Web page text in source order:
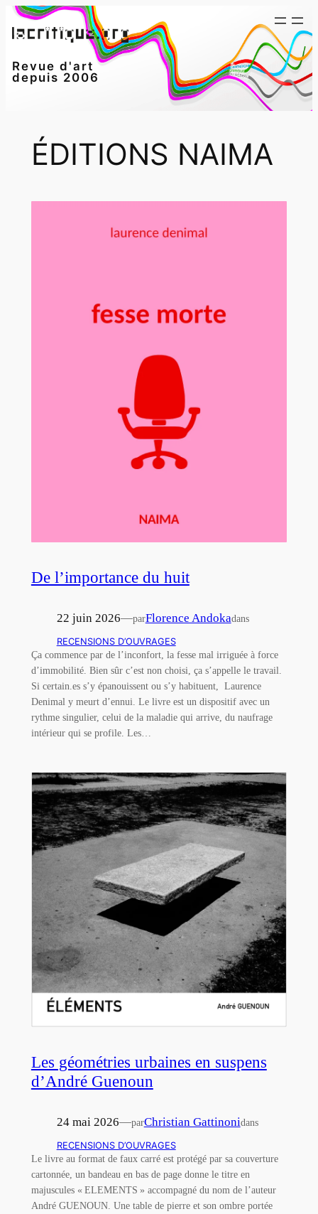
Aller
au
Revue d'art
depuis 2006
ÉDITIONS NAIMA
De l’importance du huit
22 juin 2026—parFlorence Andokadans
RECENSIONS D’OUVRAGES
Ça commence par de l’inconfort, la fesse mal irriguée à force
d’immobilité. Bien sûr c’est non choisi, ça s’appelle le travail.
Si certain.es s’y épanouissent ou s’y habituent, Laurence
Denimal y meurt d’ennui. Le livre est un dispositif avec un
rythme singulier, celui de la maladie qui arrive, du naufrage
intérieur qui se profile. Les…
Les géométries urbaines en suspens
d’André Guenoun
24 mai 2026—parChristian Gattinonidans
RECENSIONS D’OUVRAGES
Le livre au format de faux carré est protégé par sa couverture
cartonnée, un bandeau en bas de page donne le titre en
majuscules « ELEMENTS » accompagné du nom de l’auteur
André GUENOUN. Une table de pierre et son ombre portée